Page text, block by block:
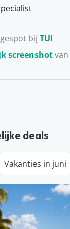
bij TUI
screenshot
en genieten
een heerlijk
deals
Vakanties in juni